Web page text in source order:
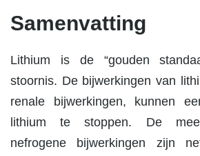
Samenvatting
Lithium is de “gouden
stoornis. De bijwerkingen van
renale bijwerkingen, kunnen
lithium te stoppen. De
nefrogene bijwerkingen zijn